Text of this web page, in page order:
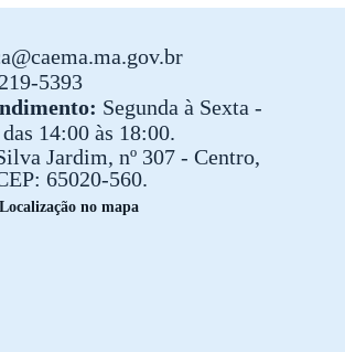
5393
Segunda à Sexta -
14:00 às 18:00.
Jardim, nº 307 - Centro,
65020-560.
Localização no mapa